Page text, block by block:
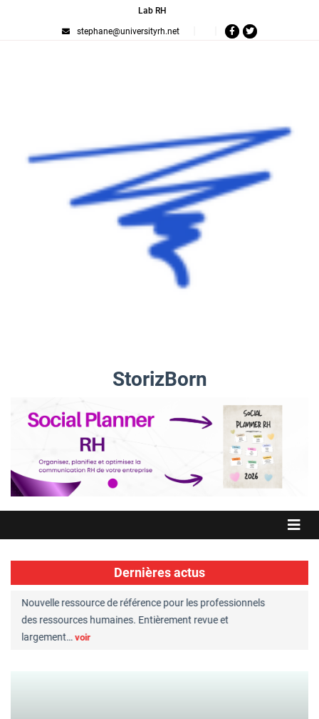
Lab RH
stephane@universityrh.net
StorizBorn
Dernières actus
Nouvelle ressource de référence pour les professionnels
des ressources humaines. Entièrement revue et
largement… voir